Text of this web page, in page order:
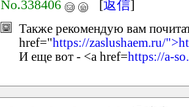
No.338406
[返信]
Также рекомендую вам
href="https://zaslushaem.ru/
И еще вот - <a href=https://a-